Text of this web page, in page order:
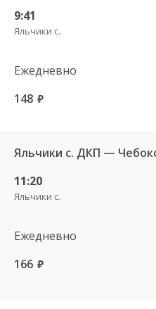
9:41
Яльчики с.
Ежедневно
148 руб.
11:20
Яльчики с.
Ежедневно
166 руб.